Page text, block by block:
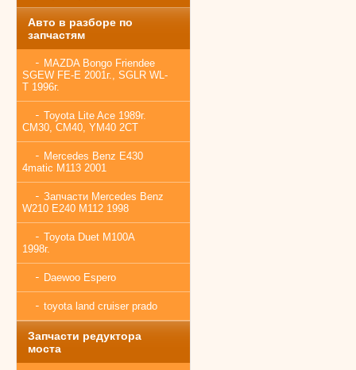
Авто в разборе по
запчастям
MAZDA Bongo Friendee
SGEW FE-E 2001г., SGLR WL-
T 1996г.
Toyota Lite Ace 1989г.
CM30, CM40, YM40 2CT
Mercedes Benz E430
4matic M113 2001
Запчасти Mercedes Benz
W210 E240 M112 1998
Toyota Duet M100A
1998г.
Daewoo Espero
toyota land cruiser prado
Запчасти редуктора
моста